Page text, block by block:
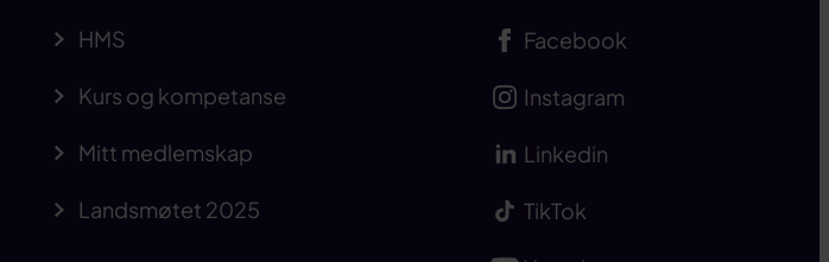
HMS
Kurs og kompetanse
Mitt medlemskap
Landsmøtet 2025
Facebook
Instagram
Linkedin
TikTok